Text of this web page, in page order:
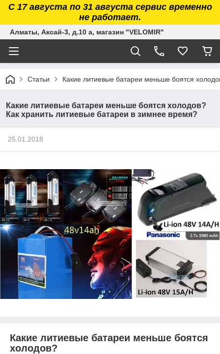
С 17 августа по 31 августа сервис временно
не работает.
Алматы, Аксай-3, д.10 а, магазин "VELOMIR"
Статьи Какие литиевые батареи меньше боятся
Какие литиевые батареи меньше боятся холодов?
Как хранить литиевые батареи в зимнее время?
25.01.2018
Какие литиевые батареи меньше боятся
холодов?